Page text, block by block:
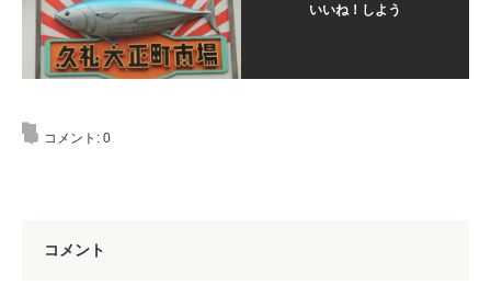
いいね！しよう
コメント: 0
コメント